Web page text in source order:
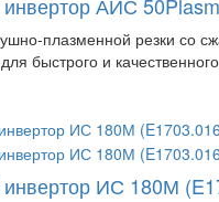
плазменной резки со
быстрого и
ИС 180М